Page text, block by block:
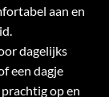
aan en
dagelijks
een dagje
op en